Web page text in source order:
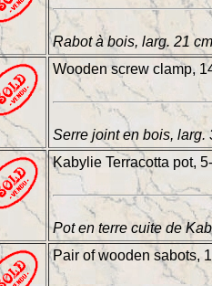
Rabot à bois, larg. 21 cm
Wooden screw clamp,
Serre joint en bois, larg.
Kabylie Terracotta pot,
Pot en terre cuite de
Pair of wooden sabots,